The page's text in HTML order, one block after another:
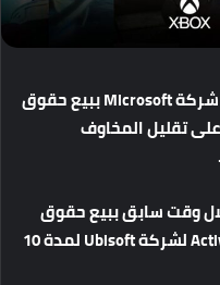
شركة ببيعحقوق
علىتقليلالمخاوف
.
وقتسابقببيعحقوق
لشركة لمدة